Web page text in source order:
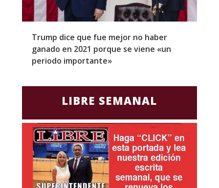
Trump dice que fue mejor no haber
ganado en 2021 porque se viene «un
periodo importante»
LIBRE SEMANAL